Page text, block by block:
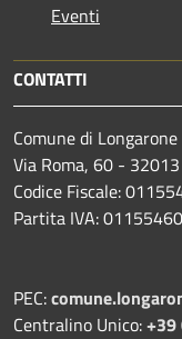
Eventi
CONTATTI
Comune di Longarone
Via Roma, 60 - 32013
Codice Fiscale:
Partita IVA:
PEC:
Centralino Unico:+39